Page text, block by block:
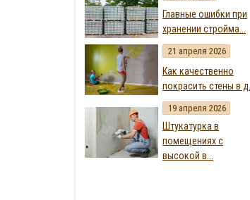
Главные ошибки при
хранении стройма...
21 апреля 2026
Как качественно
покрасить стены в д...
19 апреля 2026
Штукатурка в
помещениях с
высокой в...